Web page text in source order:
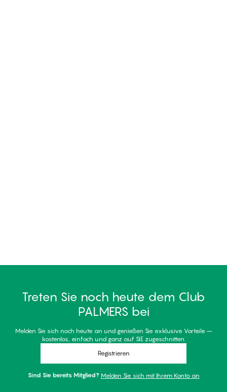
Treten Sie noch heute dem Club
PALMERS bei
Melden Sie sich noch heute an und genießen Sie exklusive Vorteile –
kostenlos, einfach und ganz auf SIE zugeschnitten.
Registrieren
Sind Sie bereits Mitglied? Melden Sie sich mit Ihrem Konto an